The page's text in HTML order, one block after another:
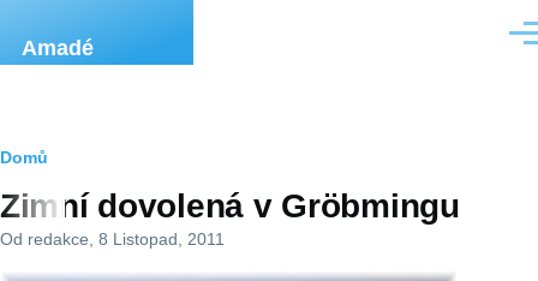
Amadé
Drobečková
navigace
Domů
Zimní dovolená v Gröbmingu
Od redakce , 8 Listopad, 2011